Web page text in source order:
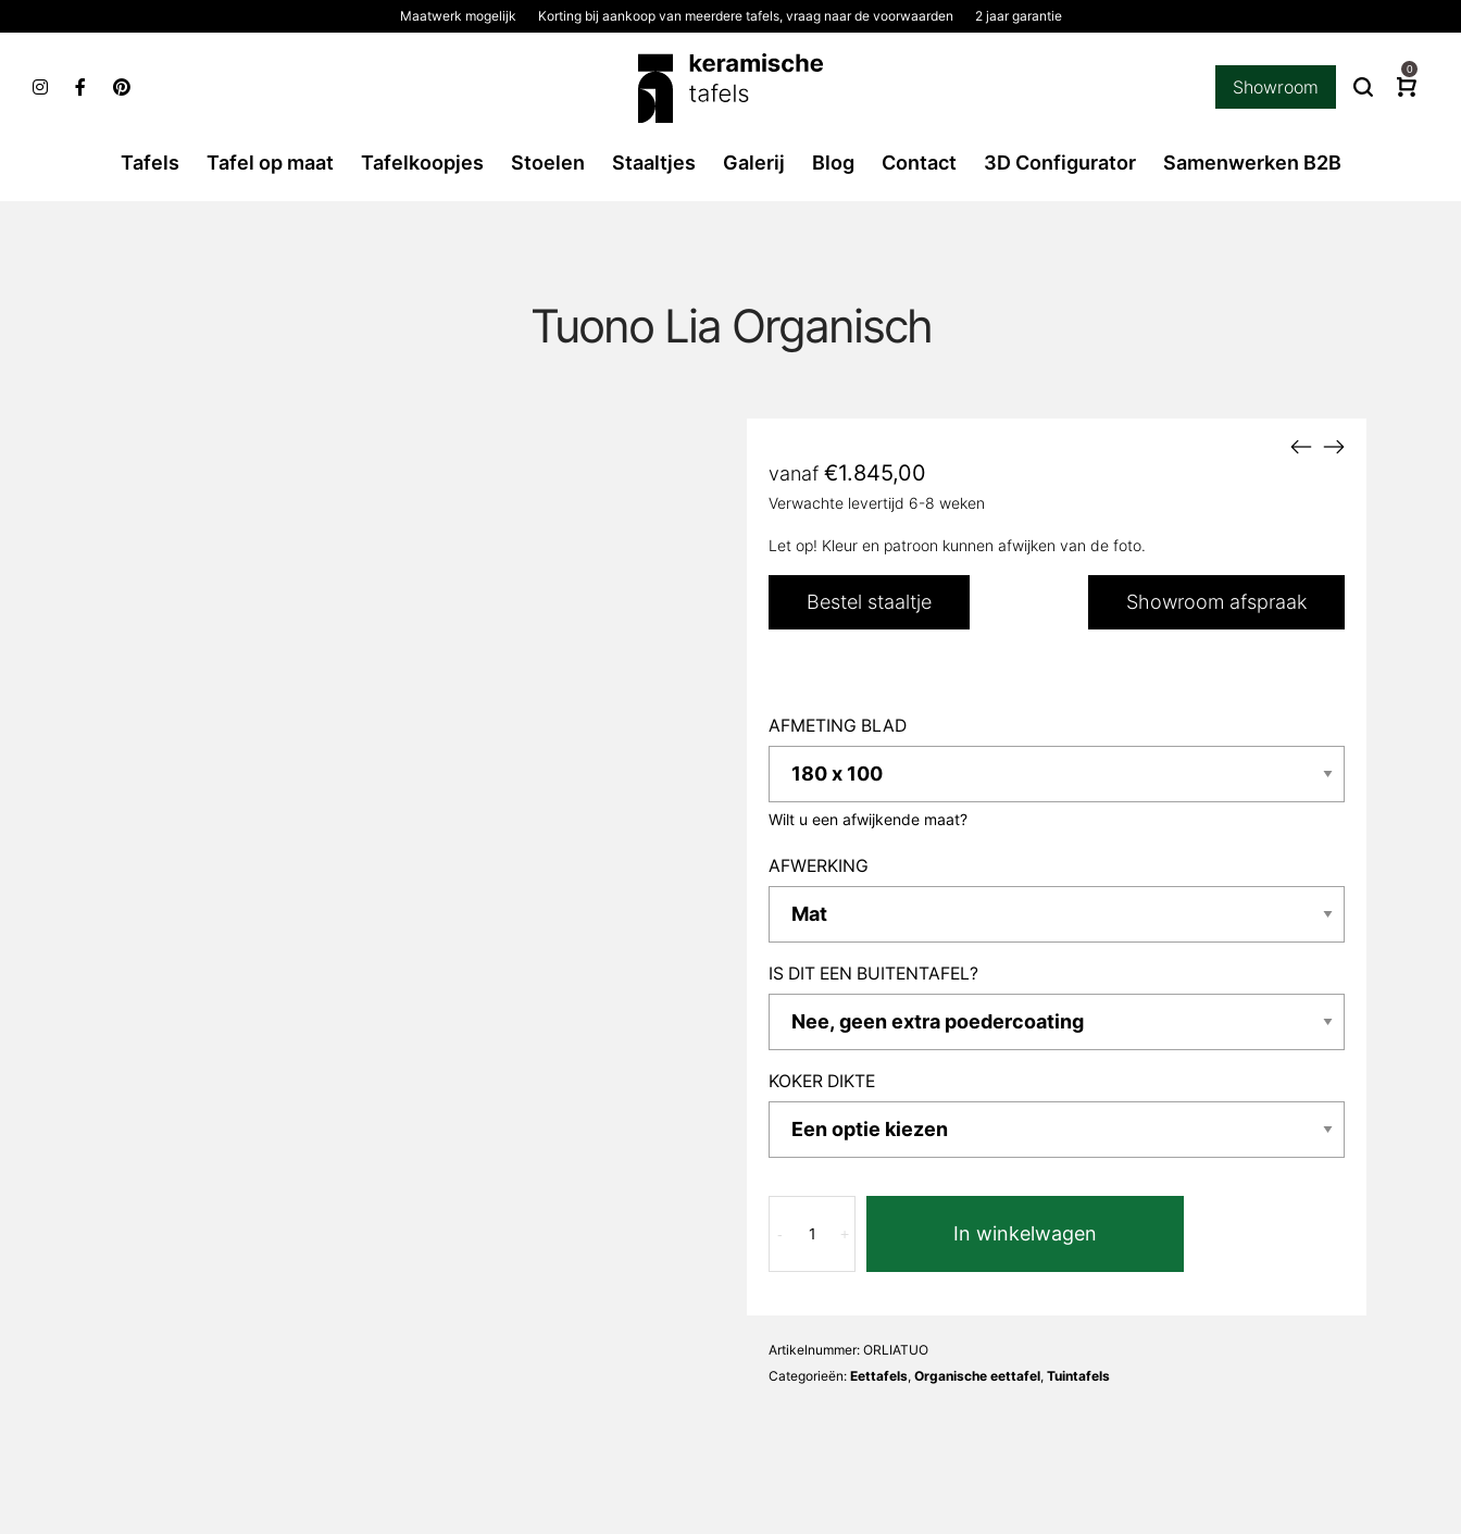
Maatwerk mogelijk Korting bij aankoop van meerdere tafels, vraag naar de voorwaarden 2 jaar garantie
Showroom
0
Tafels Tafel op maat Tafelkoopjes Stoelen Staaltjes Galerij Blog Contact 3D Configurator Samenwerken B2B
Tuono Lia Organisch
vanaf €1.845,00
Verwachte levertijd 6-8 weken
Let op! Kleur en patroon kunnen afwijken van de foto.
Bestel staaltje Showroom afspraak
AFMETING BLAD
Wilt u een afwijkende maat?
AFWERKING
IS DIT EEN BUITENTAFEL?
KOKER DIKTE
Lia
+
- In winkelwagen
Artikelnummer: ORLIATUO
Categorieën: Eettafels, Organische eettafel, Tuintafels